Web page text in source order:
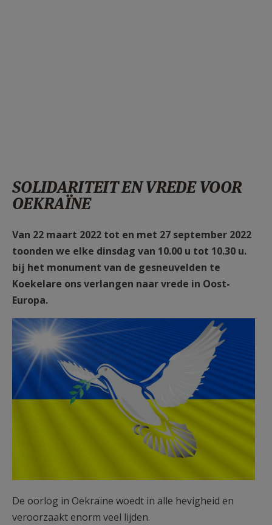
SOLIDARITEIT EN VREDE VOOR
OEKRAÏNE
Van 22 maart 2022 tot en met 27 september 2022
toonden we elke dinsdag van 10.00 u tot 10.30 u.
bij het monument van de gesneuvelden te
Koekelare ons verlangen naar vrede in Oost-
Europa.
dove-of-peace-
g93680dc72_1920.jpg
De oorlog in Oekraïne woedt in alle hevigheid en
veroorzaakt enorm veel lijden.